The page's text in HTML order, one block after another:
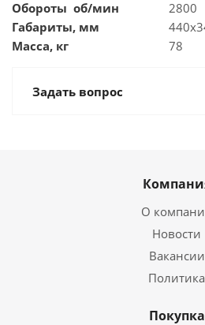
Обороты об/мин
2800
Габариты, мм
Масса, кг
78
Задать вопрос
О
Новости
Вакансии
Политика
Покупка